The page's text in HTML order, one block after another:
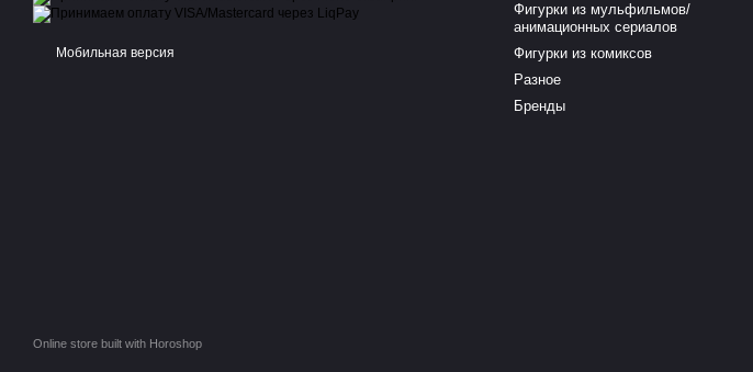
Мобильная версия
Online store built with Horoshop
Фигурки из мульфильмов/
анимационных сериалов
Фигурки из комиксов
Разное
Бренды